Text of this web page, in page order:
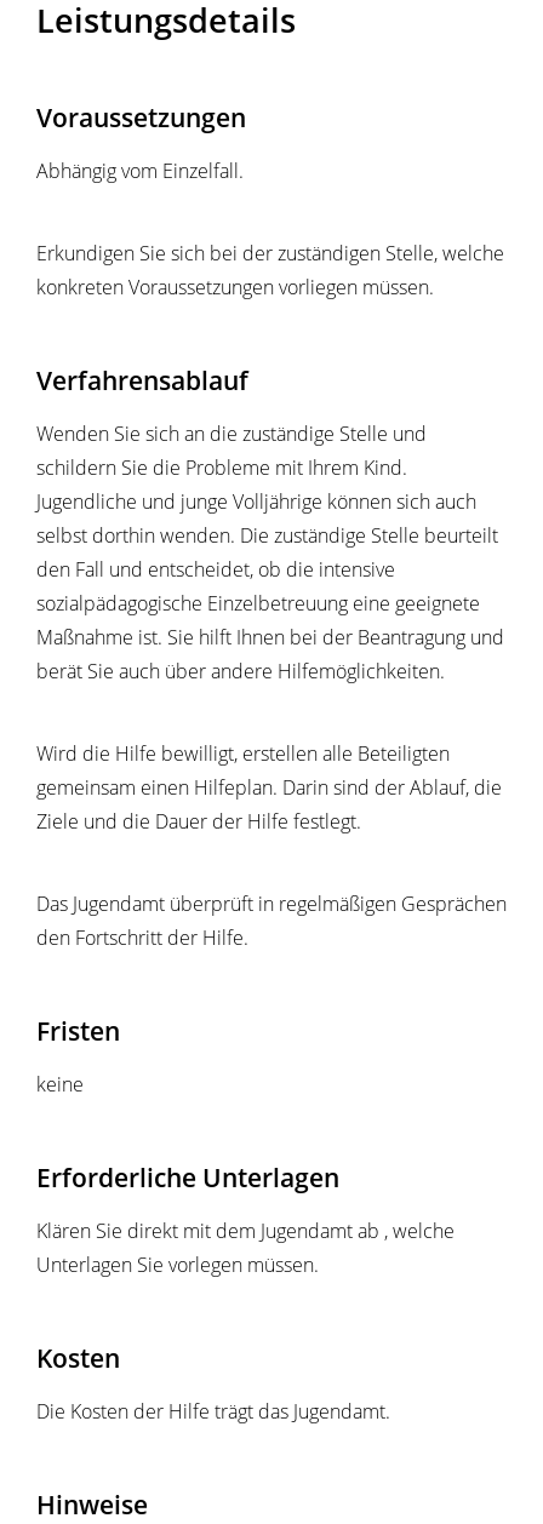
Leistungsdetails
Voraussetzungen
Abhängig vom Einzelfall.
Erkundigen Sie sich bei der zuständigen Stelle, welche
konkreten Voraussetzungen vorliegen müssen.
Verfahrensablauf
Wenden Sie sich an die zuständige Stelle und
schildern Sie die Probleme mit Ihrem Kind.
Jugendliche und junge Volljährige können sich auch
selbst dorthin wenden. Die zuständige Stelle beurteilt
den Fall und entscheidet, ob die intensive
sozialpädagogische Einzelbetreuung eine geeignete
Maßnahme ist. Sie hilft Ihnen bei der Beantragung und
berät Sie auch über andere Hilfemöglichkeiten.
Wird die Hilfe bewilligt, erstellen alle Beteiligten
gemeinsam einen Hilfeplan. Darin sind der Ablauf, die
Ziele und die Dauer der Hilfe festlegt.
Das Jugendamt überprüft in regelmäßigen Gesprächen
den Fortschritt der Hilfe.
Fristen
keine
Erforderliche Unterlagen
Klären Sie direkt mit dem Jugendamt ab , welche
Unterlagen Sie vorlegen müssen.
Kosten
Die Kosten der Hilfe trägt das Jugendamt.
Hinweise